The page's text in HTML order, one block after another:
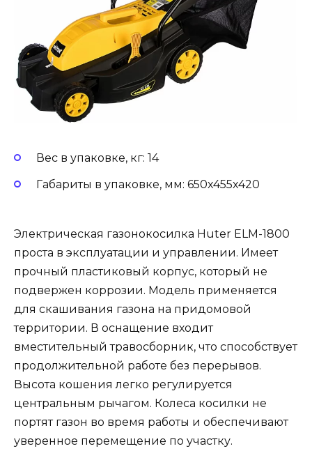
Вес в упаковке, кг: 14
Габариты в упаковке, мм: 650x455x420
Электрическая газонокосилка Huter ELM-1800
проста в эксплуатации и управлении. Имеет
прочный пластиковый корпус, который не
подвержен коррозии. Модель применяется
для скашивания газона на придомовой
территории. В оснащение входит
вместительный травосборник, что способствует
продолжительной работе без перерывов.
Высота кошения легко регулируется
центральным рычагом. Колеса косилки не
портят газон во время работы и обеспечивают
уверенное перемещение по участку.